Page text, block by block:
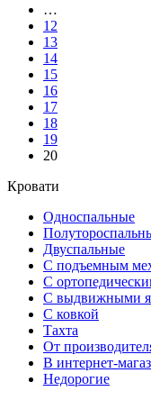
…
12
13
14
15
16
17
18
19
20
Кровати
Односпальные
Двуспальные
С подъемным
С
С выдвижными
С ковкой
Тахта
От
В интернет-
Недорогие